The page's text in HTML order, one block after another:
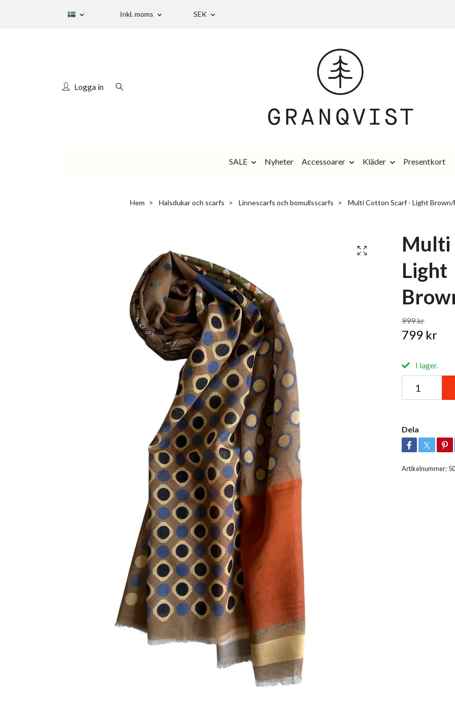
Inkl. moms SEK
Logga in
SALE Nyheter Accessoarer Kläder Presentkort
Hem Halsdukar och scarfs Linnescarfs och bomullsscarfs Multi Cotton Scarf - Light
Multi
Light
999 kr
799 kr
I lager.
Dela
Artikelnummer: